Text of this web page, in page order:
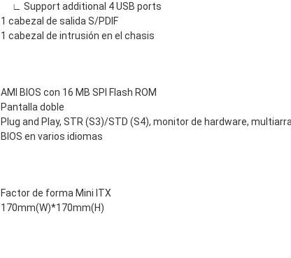
∟ Support additional 4 USB ports
1 cabezal de salida S/PDIF
1 cabezal de intrusión en el chasis
AMI BIOS con 16 MB SPI Flash ROM
Pantalla doble
Plug and Play, STR (S3)/STD (S4), monitor de hardware,
BIOS en varios idiomas
Factor de forma Mini ITX
170mm(W)*170mm(H)